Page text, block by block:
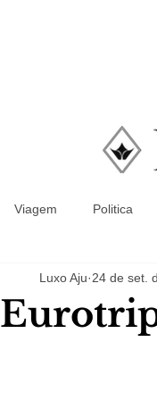
Viagem Politica
Luxo Aju 24 de set.